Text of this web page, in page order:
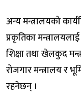
अन्य मन्त्रालयको
प्रकृतिका
शिक्षा तथा खेलकुद
रोजगार मन्त्रालय र
रहनेछन् ।